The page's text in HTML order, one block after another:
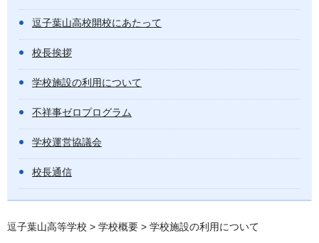
逗子葉山高校開校にあたって
校長挨拶
学校施設の利用について
不祥事ゼロプログラム
学校運営協議会
校長通信
逗子葉山高等学校 > 学校概要 > 学校施設の利用について